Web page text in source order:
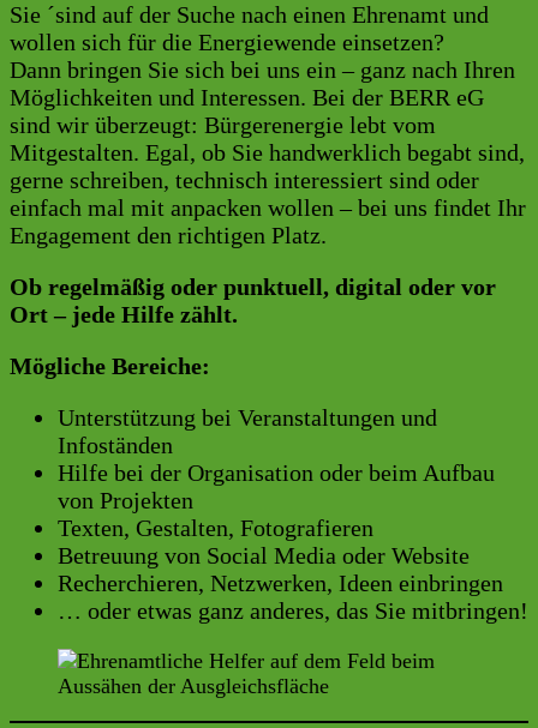
Sie ´sind auf der Suche nach einen Ehrenamt und
wollen sich für die Energiewende einsetzen?
Dann bringen Sie sich bei uns ein – ganz nach Ihren
Möglichkeiten und Interessen. Bei der BERR eG
sind wir überzeugt: Bürgerenergie lebt vom
Mitgestalten. Egal, ob Sie handwerklich begabt sind,
gerne schreiben, technisch interessiert sind oder
einfach mal mit anpacken wollen – bei uns findet Ihr
Engagement den richtigen Platz.
Ob regelmäßig oder punktuell, digital oder vor
Ort – jede Hilfe zählt.
Mögliche Bereiche:
Unterstützung bei Veranstaltungen und
Infoständen
Hilfe bei der Organisation oder beim Aufbau
von Projekten
Texten, Gestalten, Fotografieren
Betreuung von Social Media oder Website
Recherchieren, Netzwerken, Ideen einbringen
… oder etwas ganz anderes, das Sie mitbringen!